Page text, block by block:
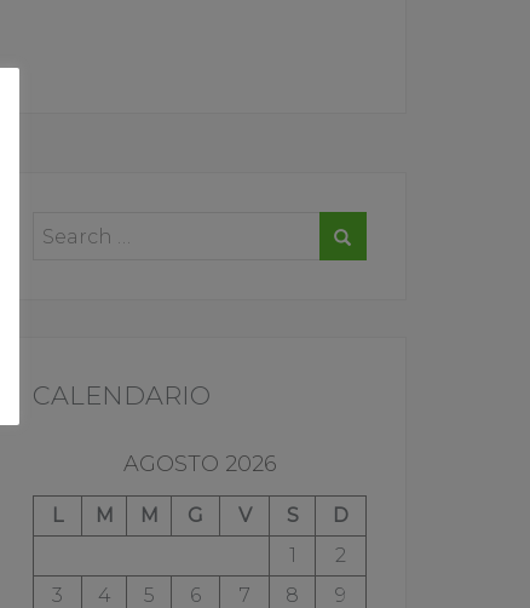
CALENDARIO
AGOSTO 2026
L M M G V S
D
1
2
3
4 5 6 7 8
9